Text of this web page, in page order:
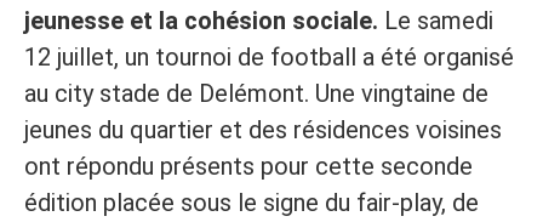
jeunesse et la cohésion sociale. Le samedi
12 juillet, un tournoi de football a été organisé
au city stade de Delémont. Une vingtaine de
jeunes du quartier et des résidences voisines
ont répondu présents pour cette seconde
édition placée sous le signe du fair-play, de